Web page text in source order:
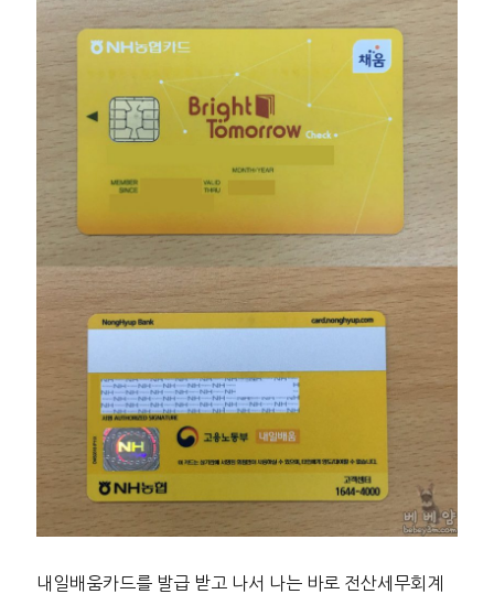
내일배움카드를 발급 받고 나서 나는 바로 전산세무회계